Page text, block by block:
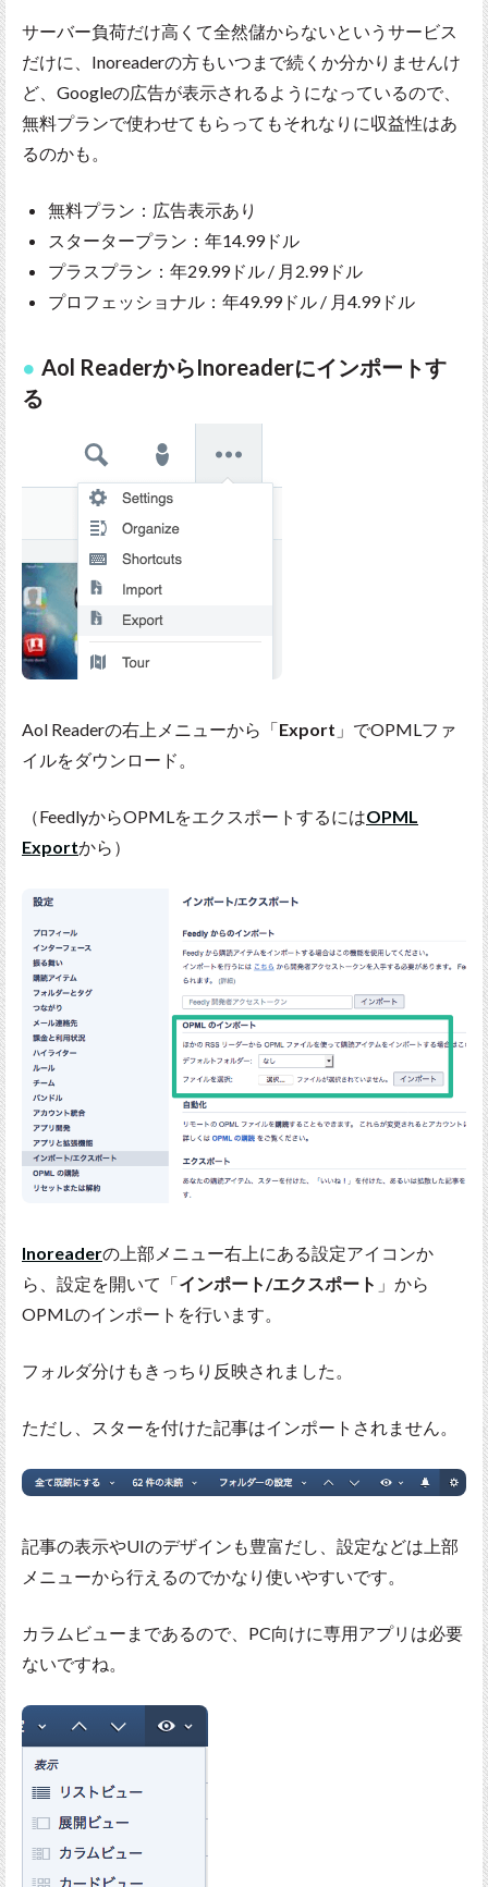
サーバー負荷だけ高くて全然儲からないというサービス
だけに、Inoreaderの方もいつまで続くか分かりませんけ
ど、Googleの広告が表示されるようになっているので、
無料プランで使わせてもらってもそれなりに収益性はあ
るのかも。
無料プラン：広告表示あり
スタータープラン：年14.99ドル
プラスプラン：年29.99ドル / 月2.99ドル
プロフェッショナル：年49.99ドル / 月4.99ドル
Aol ReaderからInoreaderにインポートす
る
Aol Readerの右上メニューから「Export 」でOPMLファ
イルをダウンロード。
（FeedlyからOPMLをエクスポートするにはOPML
Exportから）
Inoreaderの上部メニュー右上にある設定アイコンか
ら、設定を開いて「インポート/エクスポート 」から
OPMLのインポートを行います。
フォルダ分けもきっちり反映されました。
ただし、スターを付けた記事はインポートされません。
記事の表示やUIのデザインも豊富だし、設定などは上部
メニューから行えるのでかなり使いやすいです。
カラムビューまであるので、PC向けに専用アプリは必要
ないですね。